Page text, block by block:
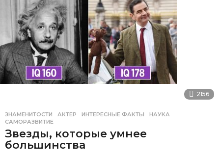
2156
ЗНАМЕНИТОСТИ АКТЕР ,ИНТЕРЕСНЫЕ ФАКТЫ ,НАУКА
САМОРАЗВИТИЕ
Звезды, которые умнее
большинства